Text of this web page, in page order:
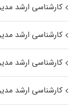
کارشناسی ارشد
کارشناسی ارشد
کارشناسی ارشد
کارشناسی ارشد